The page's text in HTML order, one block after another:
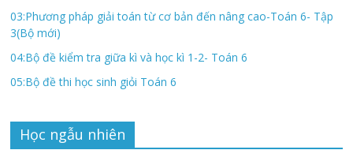
03:Phương pháp giải toán từ cơ bản đến nâng cao-Toán 6- Tập
3(Bộ mới)
04:Bộ đề kiểm tra giữa kì và học kì 1-2- Toán 6
05:Bộ đề thi học sinh giỏi Toán 6
Học ngẫu nhiên